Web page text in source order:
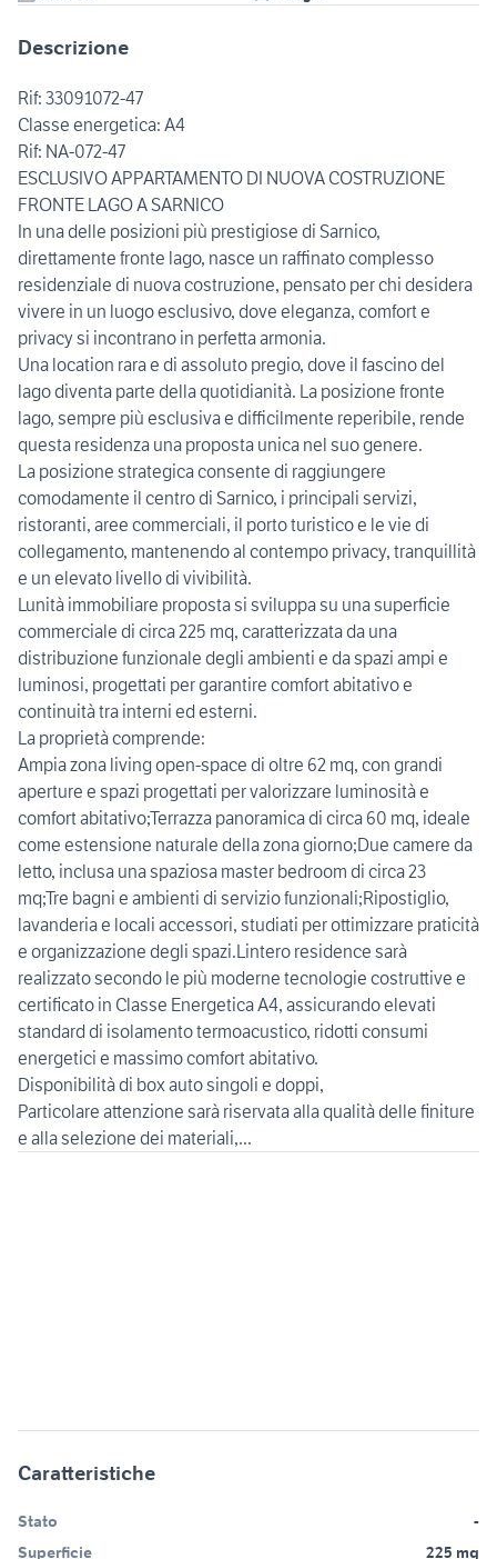
Descrizione
Rif: 33091072-47
Classe energetica: A4
Rif: NA-072-47
ESCLUSIVO APPARTAMENTO DI NUOVA COSTRUZIONE
FRONTE LAGO A SARNICO
In una delle posizioni più prestigiose di Sarnico,
direttamente fronte lago, nasce un raffinato complesso
residenziale di nuova costruzione, pensato per chi desidera
vivere in un luogo esclusivo, dove eleganza, comfort e
privacy si incontrano in perfetta armonia.
Una location rara e di assoluto pregio, dove il fascino del
lago diventa parte della quotidianità. La posizione fronte
lago, sempre più esclusiva e difficilmente reperibile, rende
questa residenza una proposta unica nel suo genere.
La posizione strategica consente di raggiungere
comodamente il centro di Sarnico, i principali servizi,
ristoranti, aree commerciali, il porto turistico e le vie di
collegamento, mantenendo al contempo privacy, tranquillità
e un elevato livello di vivibilità.
Lunità immobiliare proposta si sviluppa su una superficie
commerciale di circa 225 mq, caratterizzata da una
distribuzione funzionale degli ambienti e da spazi ampi e
luminosi, progettati per garantire comfort abitativo e
continuità tra interni ed esterni.
La proprietà comprende:
Ampia zona living open-space di oltre 62 mq, con grandi
aperture e spazi progettati per valorizzare luminosità e
comfort abitativo;Terrazza panoramica di circa 60 mq, ideale
come estensione naturale della zona giorno;Due camere da
letto, inclusa una spaziosa master bedroom di circa 23
mq;Tre bagni e ambienti di servizio funzionali;Ripostiglio,
lavanderia e locali accessori, studiati per ottimizzare praticità
e organizzazione degli spazi.Lintero residence sarà
realizzato secondo le più moderne tecnologie costruttive e
certificato in Classe Energetica A4, assicurando elevati
standard di isolamento termoacustico, ridotti consumi
energetici e massimo comfort abitativo.
Disponibilità di box auto singoli e doppi,
Particolare attenzione sarà riservata alla qualità delle finiture
e alla selezione dei materiali,...
Caratteristiche
Stato
-
Superficie
225 mq